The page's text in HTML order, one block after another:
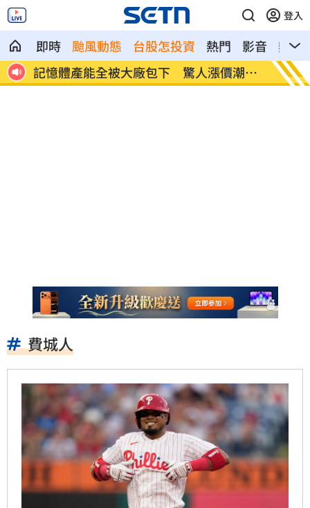
登入
即時 颱風動態 台股怎投資 熱門 影音
熱搜
來
北美訂單補爆 聯發科小金雞EPS至27.12
元
AI和
費城人